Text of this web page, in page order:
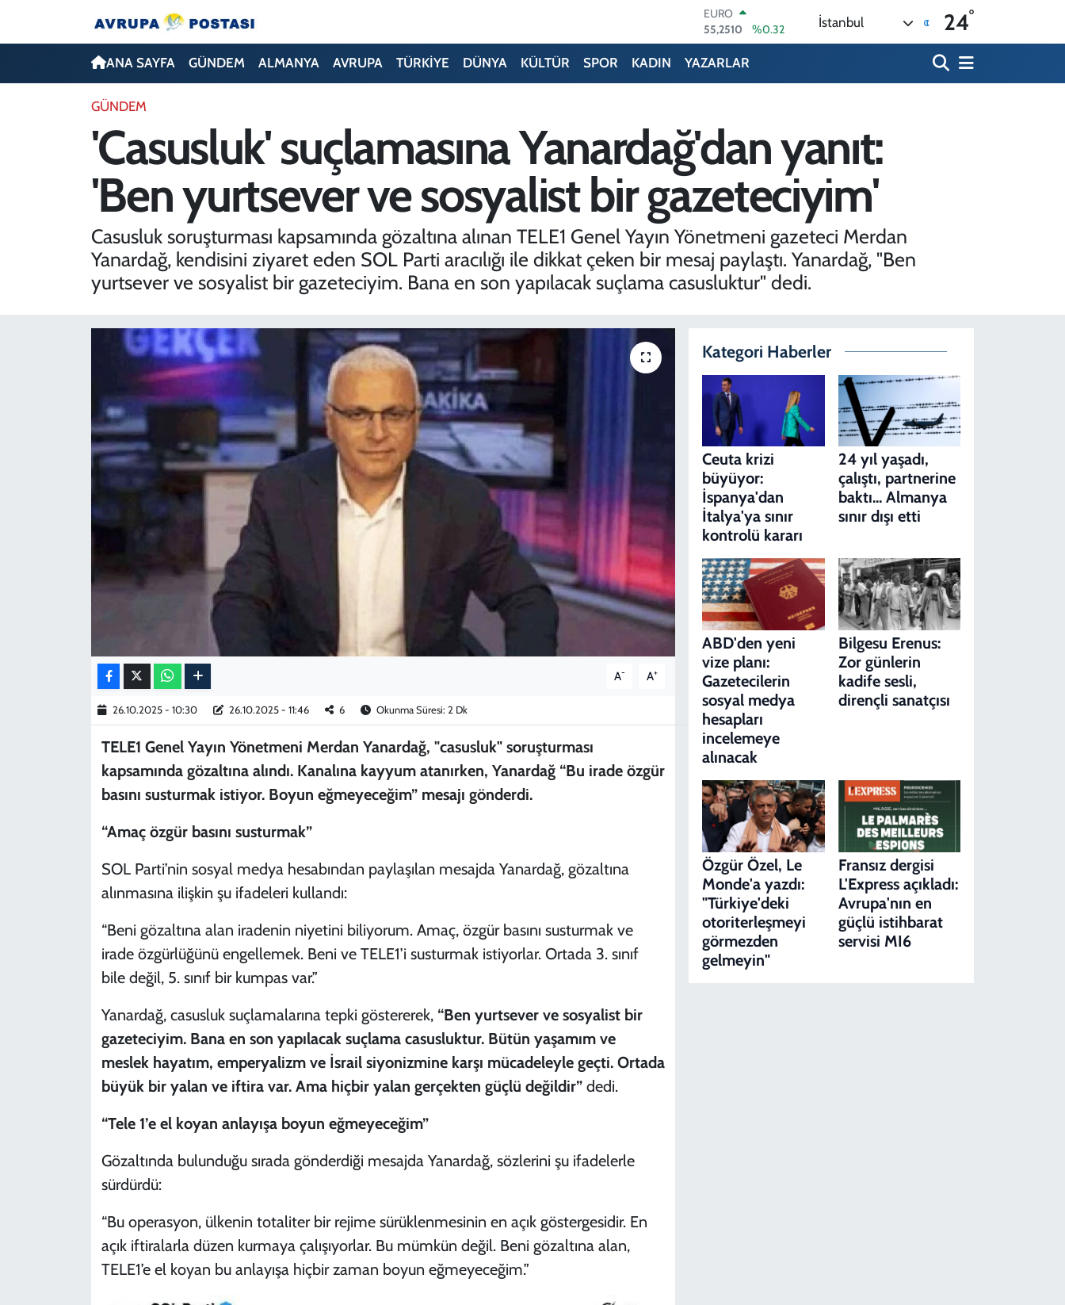
STERLİN
64,4811
%0.38
GRAM ALTIN
6660.55
DOLAR
47,7436
55,2510
%0.32
İstanbul 24°
ANA SAYFA GÜNDEM ALMANYA AVRUPA TÜRKİYE DÜNYA KÜLTÜR SPOR KADIN YAZARLAR
GÜNDEM
'Casusluk' suçlamasına Yanardağ'dan yanıt:
'Ben yurtsever ve sosyalist bir gazeteciyim'
Casusluk soruşturması kapsamında gözaltına alınan TELE1 Genel Yayın Yönetmeni gazeteci Merdan
Yanardağ, kendisini ziyaret eden SOL Parti aracılığı ile dikkat çeken bir mesaj paylaştı. Yanardağ, "Ben
yurtsever ve sosyalist bir gazeteciyim. Bana en son yapılacak suçlama casusluktur" dedi.
A- A+
26.10.2025 - 10:30 26.10.2025 - 11:46 6 Okunma Süresi: 2 Dk
TELE1 Genel Yayın Yönetmeni Merdan Yanardağ, "casusluk" soruşturması
kapsamında gözaltına alındı. Kanalına kayyum atanırken, Yanardağ “Bu irade özgür
basını susturmak istiyor. Boyun eğmeyeceğim” mesajı gönderdi.
“Amaç özgür basını susturmak”
SOL Parti’nin sosyal medya hesabından paylaşılan mesajda Yanardağ, gözaltına
alınmasına ilişkin şu ifadeleri kullandı:
“Beni gözaltına alan iradenin niyetini biliyorum. Amaç, özgür basını susturmak ve
irade özgürlüğünü engellemek. Beni ve TELE1’i susturmak istiyorlar. Ortada 3. sınıf
bile değil, 5. sınıf bir kumpas var.”
Yanardağ, casusluk suçlamalarına tepki göstererek, “Ben yurtsever ve sosyalist bir
gazeteciyim. Bana en son yapılacak suçlama casusluktur. Bütün yaşamım ve
meslek hayatım, emperyalizm ve İsrail siyonizmine karşı mücadeleyle geçti. Ortada
büyük bir yalan ve iftira var. Ama hiçbir yalan gerçekten güçlü değildir”dedi.
“Tele 1’e el koyan anlayışa boyun eğmeyeceğim”
Gözaltında bulunduğu sırada gönderdiği mesajda Yanardağ, sözlerini şu ifadelerle
sürdürdü:
“Bu operasyon, ülkenin totaliter bir rejime sürüklenmesinin en açık göstergesidir. En
açık iftiralarla düzen kurmaya çalışıyorlar. Bu mümkün değil. Beni gözaltına alan,
TELE1’e el koyan bu anlayışa hiçbir zaman boyun eğmeyeceğim.”
Kategori Haberler
Ceuta krizi
büyüyor:
İspanya'dan
İtalya'ya sınır
kontrolü kararı
24 yıl yaşadı,
çalıştı, partnerine
baktı... Almanya
sınır dışı etti
ABD'den yeni
vize planı:
Gazetecilerin
sosyal medya
hesapları
incelemeye
alınacak
Bilgesu Erenus:
Zor günlerin
kadife sesli,
dirençli sanatçısı
Özgür Özel, Le
Monde'a yazdı:
"Türkiye'deki
otoriterleşmeyi
görmezden
gelmeyin"
Fransız dergisi
L'Express açıkladı:
Avrupa'nın en
güçlü istihbarat
servisi MI6
ANA SAYFA
GÜNDEM
ALMANYA
AVRUPA
YAZARLAR
Nöbetçi Eczaneler
Hava Durumu
İstanbul Namaz Vakitleri
Trafik Durumu
Avrupa Ligi Puan Durumu ve Fikstür
Tüm Manşetler